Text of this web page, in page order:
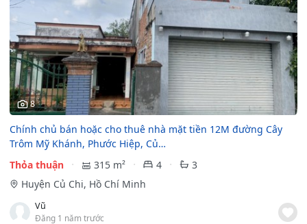
8
Chính chủ bán hoặc cho thuê nhà mặt tiền 12M đường Cây
Trôm Mỹ Khánh, Phước Hiệp, Củ…
Thỏa thuận
315 m² 4
3
Huyện Củ Chi, Hồ Chí Minh
Vũ
Đăng 1 năm trước